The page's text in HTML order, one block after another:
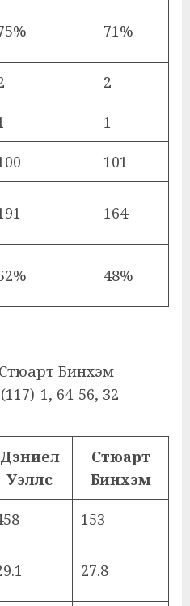
71%
2
1
101
164
48%
Бинхэм
1, 64-56, 32-
Дэниел
Уэллс
Стюарт
Бинхэм
153
27.8